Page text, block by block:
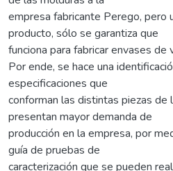
empresa fabricante Perego, pero
producto, sólo se garantiza que
funciona para fabricar envases de
Por ende, se hace una
especificaciones que
conforman las distintas piezas de
presentan mayor demanda de
producción en la empresa, por
guía de pruebas de
caracterización que se pueden